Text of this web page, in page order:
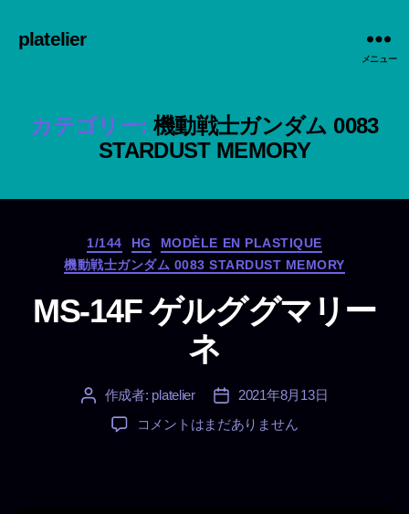
platelier
メニュー
カテゴリー: 機動戦士ガンダム 0083
STARDUST MEMORY
カ
テ
ー
1/144 HG
MODÈLE EN PLASTIQUE
機動戦士ガンダム 0083 STARDUST MEMORY
MS-14F ゲルググマリー
ネ
投 作成者: platelier
投
稿
日
2021年8月13日
MS-
コメントはまだありません